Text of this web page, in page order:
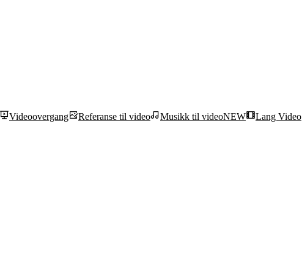
Videoovergang Referanse til video Musikk til videoNEW Lang Video